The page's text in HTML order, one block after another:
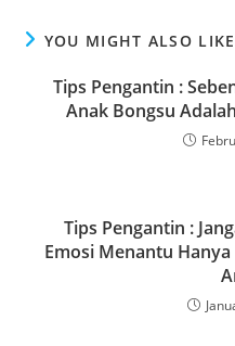
e
b
o
o
o
d
o
n
l e
YOU MIGHT ALSO LIKE
Tips Pengantin :
Anak Bongsu
Tips Pengantin :
Emosi Menantu